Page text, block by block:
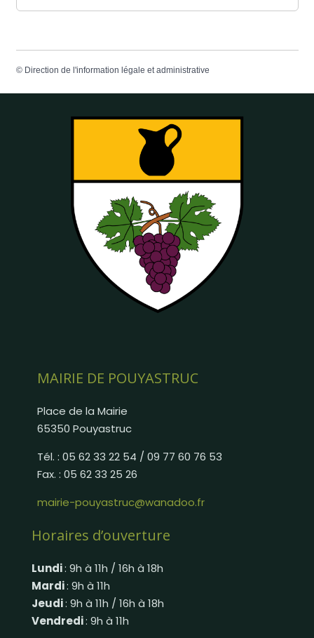
© Direction de l'information légale et administrative
MAIRIE DE POUYASTRUC
Place de la Mairie
65350 Pouyastruc
Tél. : 05 62 33 22 54 / 09 77 60 76 53
Fax. : 05 62 33 25 26
mairie-pouyastruc@wanadoo.fr
Horaires d’ouverture
Lundi: 9h à 11h / 16h à 18h
Mardi: 9h à 11h
Jeudi: 9h à 11h / 16h à 18h
Vendredi: 9h à 11h